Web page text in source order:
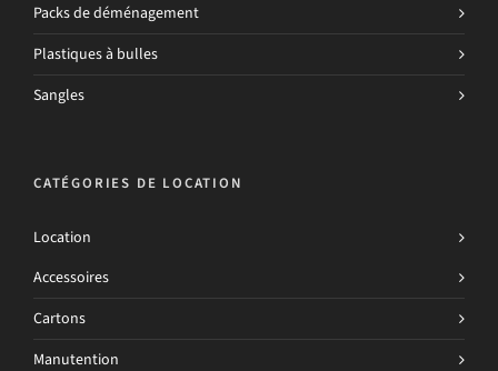
Packs de déménagement
Plastiques à bulles
Sangles
CATÉGORIES DE LOCATION
Location
Accessoires
Cartons
Manutention